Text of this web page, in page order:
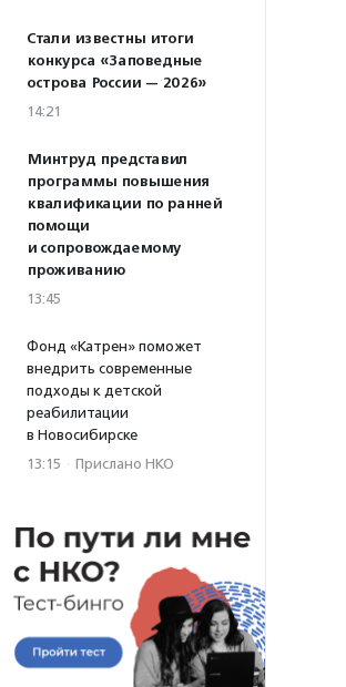
Стали известны итоги
конкурса «Заповедные
острова России — 2026»
14:21
Минтруд представил
программы повышения
квалификации по ранней
помощи
и сопровождаемому
проживанию
13:45
Фонд «Катрен» поможет
внедрить современные
подходы к детской
реабилитации
в Новосибирске
13:15 · Прислано НКО